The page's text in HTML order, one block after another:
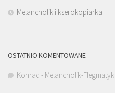
Melancholik i kserokopiarka.
OSTATNIO KOMENTOWANE
Konrad - Melancholik-Flegmatyk